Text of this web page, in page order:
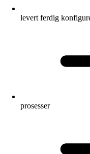
levert ferdig
prosesser